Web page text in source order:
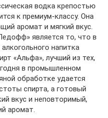
водка крепостью
к премиум-классу. Она
аромат и мягкий вкус.
является то, что в
напитка
«Альфа», лучший из тех,
в промышленном
обработке удается
спирта, а готовый
вкус и неповторимый,
аромат.